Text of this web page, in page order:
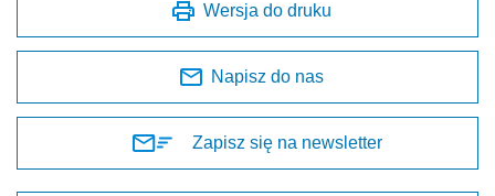
Wersja do druku
Napisz do nas
Zapisz się na newsletter